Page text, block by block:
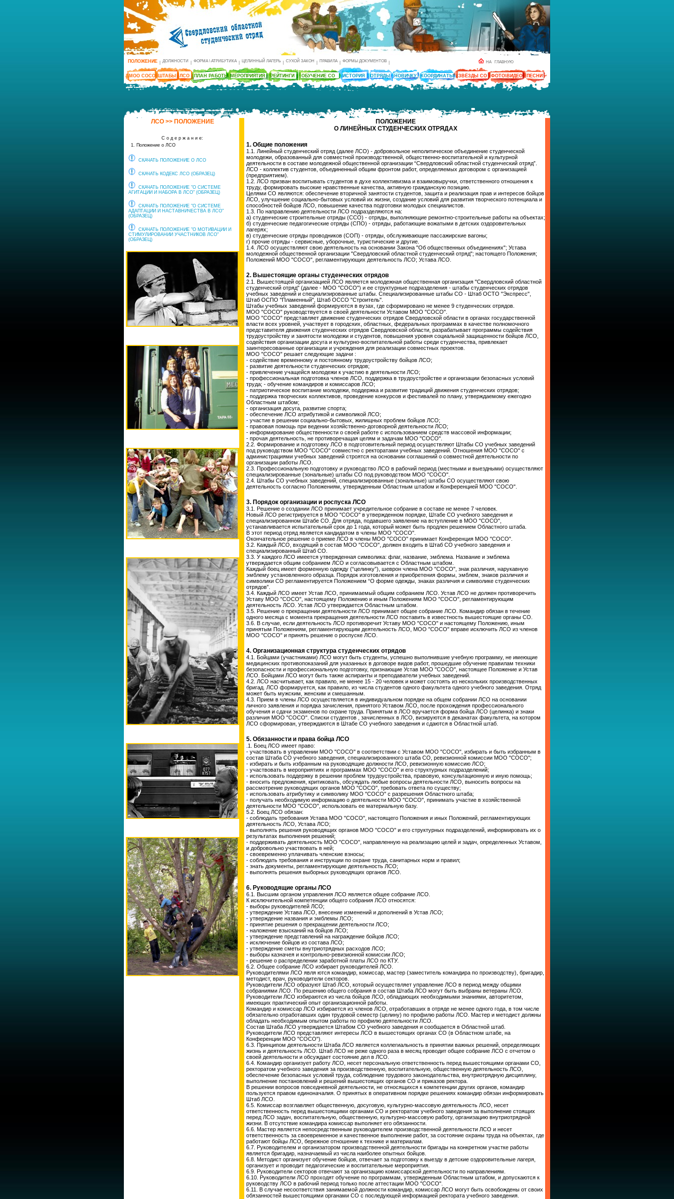
ПОЛОЖЕНИЕ ДОЛЖНОСТИ ФОРМА \ АТРИБУТИКА ЦЕЛИННЫЙ ЛАГЕРЬ СУХОЙ ЗАКОН ПРАВИЛА ФОРМЫ ДОКУМЕНТОВ НА ГЛАВНУЮ
МОО СОСО ШТАБЫ ЛСО ПЛАН РАБОТЫ МЕРОПРИЯТИЯ РЕЙТИНГИ ОБУЧЕНИЕ СО ИСТОРИЯ ОТРЯДЫ НОВИЧКУ КООРДИНАТЫ ЗВЁЗДЫ СО ФОТО\ВИДЕО ПЕСНИ
ЛСО >> ПОЛОЖЕНИЕ
С о д е р ж а н и е:
1. Положение о ЛСО
СКАЧАТЬ ПОЛОЖЕНИЕ О ЛСО
СКАЧАТЬ КОДЕКС ЛСО (ОБРАЗЕЦ)
СКАЧАТЬ ПОЛОЖЕНИЕ "О СИСТЕМЕ
АГИТАЦИИ И НАБОРА В ЛСО" (ОБРАЗЕЦ)
СКАЧАТЬ ПОЛОЖЕНИЕ "О СИСТЕМЕ
АДАПТАЦИИ И НАСТАВНИЧЕСТВА В ЛСО"
(ОБРАЗЕЦ)
СКАЧАТЬ ПОЛОЖЕНИЕ "О МОТИВАЦИИ И
СТИМУЛИРОВАНИИ УЧАСТНИКОВ ЛСО"
(ОБРАЗЕЦ)
ПОЛОЖЕНИЕ
О ЛИНЕЙНЫХ СТУДЕНЧЕСКИХ ОТРЯДАХ
1. Общие положения
1.1. Линейный студенческий отряд (далее ЛСО) - добровольное неполитическое объединение студенческой
молодежи, образованный для совместной производственной, общественно-воспитательной и культурной
деятельности в составе молодежной общественной организации “Свердловский областной студенческий отряд”.
ЛСО - коллектив студентов, объединенный общим фронтом работ, определяемых договором с организацией
(предприятием).
1.2. ЛСО призван воспитывать студентов в духе коллективизма и взаимовыручки, ответственного отношения к
труду, формировать высокие нравственные качества, активную гражданскую позицию.
Целями СО являются: обеспечение вторичной занятости студентов, защита и реализация прав и интересов бойцов
ЛСО, улучшение социально-бытовых условий их жизни, создание условий для развития творческого потенциала и
способностей бойцов ЛСО, повышение качества подготовки молодых специалистов.
1.3. По направлению деятельности ЛСО подразделяются на:
а) студенческие строительные отряды (ССО) - отряды, выполняющие ремонтно-строительные работы на объектах;
б) студенческие педагогические отряды (СПО) - отряды, работающие вожатыми в детских оздоровительных
лагерях;
в) студенческие отряды проводников (СОП) - отряды, обслуживающие пассажирские вагоны;
г) прочие отряды - сервисные, уборочные, туристические и другие.
1.4. ЛСО осуществляют свою деятельность на основании Закона "Об общественных объединениях"; Устава
молодежной общественной организации "Свердловский областной студенческий отряд"; настоящего Положения;
Положений МОО "СОСО", регламентирующих деятельность ЛСО; Устава ЛСО.
2. Вышестоящие органы студенческих отрядов
2.1. Вышестоящей организацией ЛСО является молодежная общественная организация "Свердловский областной
студенческий отряд" (далее - МОО "СОСО") и ее структурные подразделения - штабы студенческих отрядов
учебных заведений и специализированные штабы. Специализированные штабы СО - Штаб ОСТО "Экспресс",
Штаб ОСПО "Пламенный", Штаб ОССО "Строитель".
Штабы учебных заведений формируются в вузах, где сформировано не менее 9 студенческих отрядов.
МОО "СОСО" руководствуется в своей деятельности Уставом МОО "СОСО".
МОО "СОСО" представляет движение студенческих отрядов Свердловской области в органах государственной
власти всех уровней, участвует в городских, областных, федеральных программах в качестве полномочного
представителя движения студенческих отрядов Свердловской области, разрабатывает программы содействия
трудоустройству и занятости молодежи и студентов, повышения уровня социальной защищенности бойцов ЛСО,
содействия организации досуга и культурно-воспитательной работы среди студенчества, привлекает
заинтересованные организации и учреждения для реализации совместных проектов.
МОО "СОСО" решает следующие задачи :
- содействие временному и постоянному трудоустройству бойцов ЛСО;
- развитие деятельности студенческих отрядов;
- привлечение учащейся молодежи к участию в деятельности ЛСО;
- профессиональная подготовка членов ЛСО, поддержка в трудоустройстве и организации безопасных условий
труда; - обучение командиров и комиссаров ЛСО;
- патриотическое воспитание молодежи, поддержка и развитие традиций движения студенческих отрядов;
- поддержка творческих коллективов, проведение конкурсов и фестивалей по плану, утверждаемому ежегодно
Областным штабом;
- организация досуга, развитие спорта;
- обеспечение ЛСО атрибутикой и символикой ЛСО;
- участие в решении социально-бытовых, жилищных проблем бойцов ЛСО;
- правовая помощь при ведении хозяйственно-договорной деятельности ЛСО;
- информирование общественности о своей работе с использованием средств массовой информации;
- прочая деятельность, не противоречащая целям и задачам МОО "СОСО".
2.2. Формирование и подготовку ЛСО в подготовительный период осуществляют Штабы СО учебных заведений
под руководством МОО "СОСО" совместно с ректоратами учебных заведений. Отношения МОО "СОСО" с
администрациями учебных заведений строятся на основании соглашений о совместной деятельности по
организации работы ЛСО.
2.3. Профессиональную подготовку и руководство ЛСО в рабочий период (местными и выездными) осуществляют
специализированные (зональные) штабы СО под руководством МОО "СОСО".
2.4. Штабы СО учебных заведений, специализированные (зональные) штабы СО осуществляют свою
деятельность согласно Положениям, утвержденным Областным штабом и Конференцией МОО "СОСО".
3. Порядок организации и роспуска ЛСО
3.1. Решение о создании ЛСО принимает учредительное собрание в составе не менее 7 человек.
Новый ЛСО регистрируется в МОО "СОСО" в утвержденном порядке, Штабе СО учебного заведения и
специализированном Штабе СО. Для отряда, подавшего заявление на вступление в МОО "СОСО",
устанавливается испытательный срок до 1 года, который может быть продлен решением Областного штаба.
В этот период отряд является кандидатом в члены МОО "СОСО".
Окончательное решение о приеме ЛСО в члены МОО "СОСО" принимает Конференция МОО "СОСО".
3.2. Каждый ЛСО, входящий в состав МОО "СОСО", должен входить в Штаб СО учебного заведения и
специализированный Штаб СО.
3.3. У каждого ЛСО имеется утвержденная символика: флаг, название, эмблема. Название и эмблема
утверждается общим собранием ЛСО и согласовывается с Областным штабом.
Каждый боец имеет форменную одежду (“целинку”), шеврон члена МОО "СОСО", знак различия, нарукавную
эмблему установленного образца. Порядок изготовления и приобретения формы, эмблем, знаков различия и
символики СО регламентируется Положением “О форме одежды, знаках различия и символике студенческих
отрядов”.
3.4. Каждый ЛСО имеет Устав ЛСО, принимаемый общим собранием ЛСО. Устав ЛСО не должен противоречить
Уставу МОО "СОСО", настоящему Положению и иным Положениям МОО "СОСО", регламентирующим
деятельность ЛСО. Устав ЛСО утверждается Областным штабом.
3.5. Решение о прекращении деятельности ЛСО принимает общее собрание ЛСО. Командир обязан в течение
одного месяца с момента прекращения деятельности ЛСО поставить в известность вышестоящие органы СО.
3.6. В случае, если деятельность ЛСО противоречит Уставу МОО "СОСО" и настоящему Положению, иным
принятым Положениям, регламентирующим деятельность ЛСО, МОО "СОСО" вправе исключить ЛСО из членов
МОО "СОСО" и принять решение о роспуске ЛСО.
4. Организационная структура студенческих отрядов
4.1. Бойцами (участниками) ЛСО могут быть студенты, успешно выполнившие учебную программу, не имеющие
медицинских противопоказаний для указанных в договоре видов работ, прошедшие обучение правилам техники
безопасности и профессиональную подготовку, признающие Устав МОО "СОСО", настоящее Положение и Устав
ЛСО. Бойцами ЛСО могут быть также аспиранты и преподаватели учебных заведений.
4.2. ЛСО насчитывает, как правило, не менее 15 - 20 человек и может состоять из нескольких производственных
бригад. ЛСО формируется, как правило, из числа студентов одного факультета одного учебного заведения. Отряд
может быть мужским, женским и смешанным.
4.3. Прием в члены ЛСО осуществляется в индивидуальном порядке на общем собрании ЛСО на основании
личного заявления и порядка зачисления, принятого Уставом ЛСО, после прохождения профессионального
обучения и сдачи экзаменов по охране труда. Принятым в ЛСО вручается форма бойца ЛСО (целинка) и знаки
различия МОО "СОСО". Списки студентов , зачисленных в ЛСО, визируются в деканатах факультета, на котором
ЛСО сформирован, утверждаются в Штабе СО учебного заведения и сдаются в Областной штаб.
5. Обязанности и права бойца ЛСО
.1. Боец ЛСО имеет право:
- участвовать в управлении МОО "СОСО" в соответствии с Уставом МОО "СОСО", избирать и быть избранным в
состав Штаба СО учебного заведения, специализированного штаба СО, ревизионной комиссии МОО "СОСО";
- избирать и быть избранным на руководящие должности ЛСО, ревизионную комиссию ЛСО;
- участвовать в мероприятиях и программах МОО "СОСО" и его структурных подразделений;
- использовать поддержку в решении проблем трудоустройства, правовую, консультационную и иную помощь;
- вносить предложения, критиковать, обсуждать любые вопросы деятельности ЛСО, выносить вопросы на
рассмотрение руководящих органов МОО "СОСО", требовать ответа по существу;
- использовать атрибутику и символику МОО "СОСО" с разрешения Областного штаба;
- получать необходимую информацию о деятельности МОО "СОСО", принимать участие в хозяйственной
деятельности МОО "СОСО", использовать ее материальную базу.
5.2. Боец ЛСО обязан:
- соблюдать требования Устава МОО "СОСО", настоящего Положения и иных Положений, регламентирующих
деятельность ЛСО, Устава ЛСО;
- выполнять решения руководящих органов МОО "СОСО" и его структурных подразделений, информировать их о
результатах выполнения решений;
- поддерживать деятельность МОО "СОСО", направленную на реализацию целей и задач, определенных Уставом,
и добровольно участвовать в ней;
- своевременно уплачивать членские взносы;
- соблюдать требования и инструкции по охране труда, санитарных норм и правил;
- знать документы, регламентирующие деятельность ЛСО;
- выполнять решения выборных руководящих органов ЛСО.
6. Руководящие органы ЛСО
6.1. Высшим органом управления ЛСО является общее собрание ЛСО.
К исключительной компетенции общего собрания ЛСО относятся:
- выборы руководителей ЛСО;
- утверждение Устава ЛСО, внесение изменений и дополнений в Устав ЛСО;
- утверждение названия и эмблемы ЛСО;
- принятие решения о прекращении деятельности ЛСО;
- наложение взысканий на бойцов ЛСО;
- утверждение представлений на награждение бойцов ЛСО;
- исключение бойцов из состава ЛСО;
- утверждение сметы внутриотрядных расходов ЛСО;
- выборы казначея и контрольно-ревизионной комиссии ЛСО;
- решение о распределении заработной платы ЛСО по КТУ.
6.2. Общее собрание ЛСО избирает руководителей ЛСО.
Руководителями ЛСО явля ются командир, комиссар, мастер (заместитель командира по производству), бригадир,
методист, врач, руководители секторов.
Руководители ЛСО образуют Штаб ЛСО, который осуществляет управление ЛСО в период между общими
собраниями ЛСО. По решению общего собрания в состав Штаба ЛСО могут быть выбраны ветераны ЛСО.
Руководители ЛСО избираются из числа бойцов ЛСО, обладающих необходимыми знаниями, авторитетом,
имеющих практический опыт организационной работы.
Командир и комиссар ЛСО избирается из членов ЛСО, отработавших в отряде не менее одного года, в том числе
обязательно отработавших один трудовой семестр (целину) по профилю работы ЛСО. Мастер и методист должны
обладать необходимым опытом работы по профилю деятельности ЛСО.
Состав Штаба ЛСО утверждается Штабом СО учебного заведения и сообщается в Областной штаб.
Руководители ЛСО представляют интересы ЛСО в вышестоящих органах СО (в Областном штабе, на
Конференции МОО "СОСО").
6.3. Принципом деятельности Штаба ЛСО является коллегиальность в принятии важных решений, определяющих
жизнь и деятельность ЛСО. Штаб ЛСО не реже одного раза в месяц проводит общее собрание ЛСО с отчетом о
своей деятельности и обсуждает состояние дел в ЛСО.
6.4. Командир организует работу ЛСО, несет персональную ответственность перед вышестоящими органами СО,
ректоратом учебного заведения за производственную, воспитательную, общественную деятельность ЛСО,
обеспечение безопасных условий труда, соблюдение трудового законодательства, внутриотрядную дисциплину,
выполнение постановлений и решений вышестоящих органов СО и приказов ректора.
В решении вопросов повседневной деятельности, не относящихся к компетенции других органов, командир
пользуется правом единоначалия. О принятых в оперативном порядке решениях командир обязан информировать
Штаб ЛСО.
6.5. Комиссар возглавляет общественную, досуговую, культурно-массовую деятельность ЛСО, несет
ответственность перед вышестоящими органами СО и ректоратом учебного заведения за выполнение стоящих
перед ЛСО задач, воспитательную, общественную, культурно-массовую работу, организацию внутриотрядной
жизни. В отсутствие командира комиссар выполняет его обязанности.
6.6. Мастер является непосредственным руководителем производственной деятельности ЛСО и несет
ответственность за своевременное и качественное выполнение работ, за состояние охраны труда на объектах, где
работают бойцы ЛСО, бережное отношение к технике и материалам.
6.7. Руководителем и организатором производственной деятельности бригады на конкретном участке работы
является бригадир, назначаемый из числа наиболее опытных бойцов.
6.8. Методист организует обучение бойцов, отвечает за подготовку к выезду в детские оздоровительные лагеря,
организует и проводит педагогические и воспитательные мероприятия.
6.9. Руководители секторов отвечают за организацию комиссарской деятельности по направлениям.
6.10. Руководители ЛСО проходят обучение по программам, утвержденным Областным штабом, и допускаются к
руководству ЛСО в рабочий период только после аттестации МОО "СОСО".
6.11. В случае несоответствия занимаемой должности командир, комиссар ЛСО могут быть освобождены от своих
обязанностей вышестоящими органами СО с последующей информацией ректората учебного заведения.